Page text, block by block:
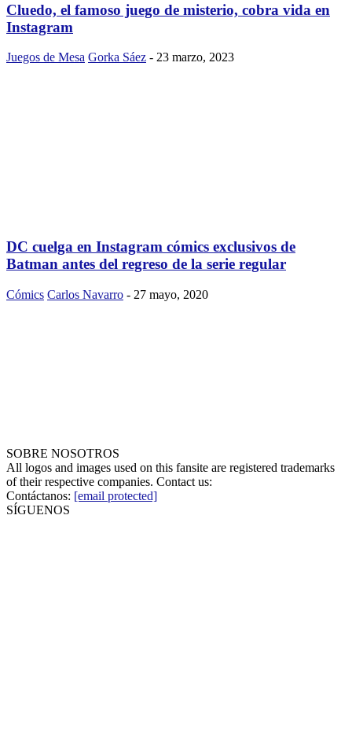
Cluedo, el famoso juego de misterio, cobra vida en
Instagram
Juegos de Mesa Gorka Sáez - 23 marzo, 2023
DC cuelga en Instagram cómics exclusivos de
Batman antes del regreso de la serie regular
Cómics Carlos Navarro - 27 mayo, 2020
SOBRE NOSOTROS
All logos and images used on this fansite are registered trademarks
of their respective companies. Contact us:
Contáctanos: [email protected]
SÍGUENOS